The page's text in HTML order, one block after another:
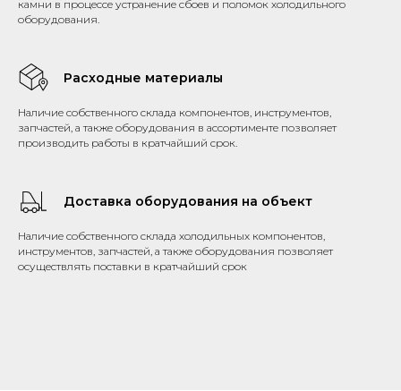
камни в процессе устранение сбоев и поломок холодильного
оборудования.
Расходные материалы
Наличие собственного склада компонентов, инструментов,
запчастей, а также оборудования в ассортименте позволяет
производить работы в кратчайший срок.
Доставка оборудования на объект
Наличие собственного склада холодильных компонентов,
инструментов, запчастей, а также оборудования позволяет
осуществлять поставки в кратчайший срок